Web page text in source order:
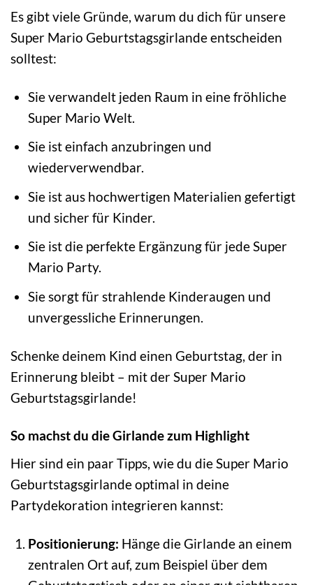
Es gibt viele Gründe, warum du dich für unsere
Super Mario Geburtstagsgirlande entscheiden
solltest:
Sie verwandelt jeden Raum in eine fröhliche
Super Mario Welt.
Sie ist einfach anzubringen und
wiederverwendbar.
Sie ist aus hochwertigen Materialien gefertigt
und sicher für Kinder.
Sie ist die perfekte Ergänzung für jede Super
Mario Party.
Sie sorgt für strahlende Kinderaugen und
unvergessliche Erinnerungen.
Schenke deinem Kind einen Geburtstag, der in
Erinnerung bleibt – mit der Super Mario
Geburtstagsgirlande!
So machst du die Girlande zum Highlight
Hier sind ein paar Tipps, wie du die Super Mario
Geburtstagsgirlande optimal in deine
Partydekoration integrieren kannst:
Positionierung: Hänge die Girlande an einem
zentralen Ort auf, zum Beispiel über dem